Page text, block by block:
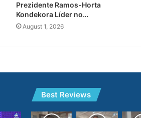
Prezidente Ramos-Horta
Kondekora Líder no…
August 1, 2026
Best Reviews